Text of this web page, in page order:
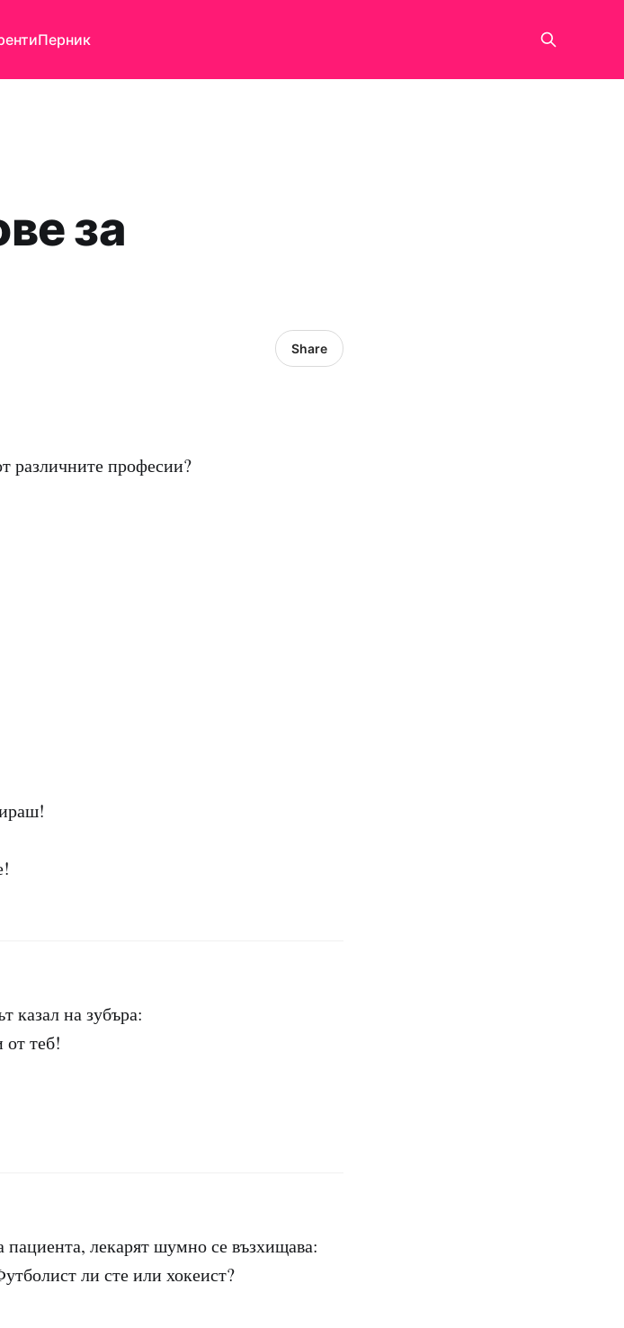
Перник
за
Share
различните професии?
казал на зубъра:
от теб!
пациента, лекарят шумно се възхищава:
ли сте или хокеист?